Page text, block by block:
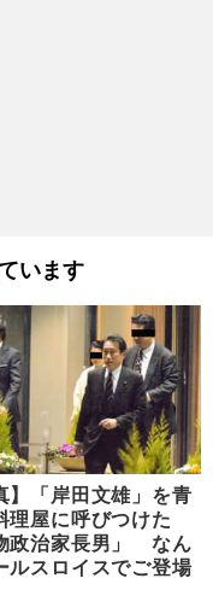
います
】「岸田文雄」を青
理屋に呼びつけた
政治家長男」 なん
ルスロイスでご登場